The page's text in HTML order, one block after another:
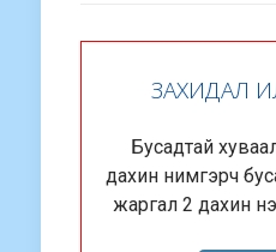
ЗАХИДАЛ
Бусадтай